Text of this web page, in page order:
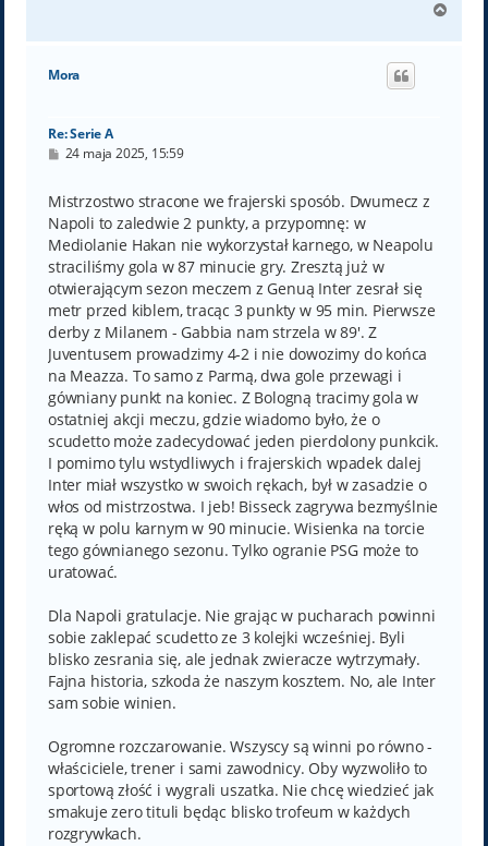
g
Mora
Re: Serie A
P
t
24 maja 2025, 15:59
Mistrzostwo stracone we frajerski sposób. Dwumecz z
Napoli to zaledwie 2 punkty, a przypomnę: w
Mediolanie Hakan nie wykorzystał karnego, w Neapolu
straciliśmy gola w 87 minucie gry. Zresztą już w
otwierającym sezon meczem z Genuą Inter zesrał się
metr przed kiblem, tracąc 3 punkty w 95 min. Pierwsze
derby z Milanem - Gabbia nam strzela w 89'. Z
Juventusem prowadzimy 4-2 i nie dowozimy do końca
na Meazza. To samo z Parmą, dwa gole przewagi i
gówniany punkt na koniec. Z Bologną tracimy gola w
ostatniej akcji meczu, gdzie wiadomo było, że o
scudetto może zadecydować jeden pierdolony punkcik.
I pomimo tylu wstydliwych i frajerskich wpadek dalej
Inter miał wszystko w swoich rękach, był w zasadzie o
włos od mistrzostwa. I jeb! Bisseck zagrywa bezmyślnie
ręką w polu karnym w 90 minucie. Wisienka na torcie
tego gównianego sezonu. Tylko ogranie PSG może to
uratować.
Dla Napoli gratulacje. Nie grając w pucharach powinni
sobie zaklepać scudetto ze 3 kolejki wcześniej. Byli
blisko zesrania się, ale jednak zwieracze wytrzymały.
Fajna historia, szkoda że naszym kosztem. No, ale Inter
sam sobie winien.
Ogromne rozczarowanie. Wszyscy są winni po równo -
właściciele, trener i sami zawodnicy. Oby wyzwoliło to
sportową złość i wygrali uszatka. Nie chcę wiedzieć jak
smakuje zero tituli będąc blisko trofeum w każdych
rozgrywkach.